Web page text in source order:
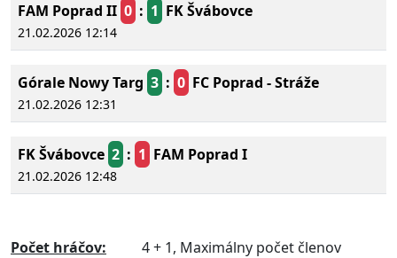
FAM Poprad II 0 : 1 FK Švábovce
21.02.2026 12:14
Górale Nowy Targ 3 : 0 FC Poprad - Stráže
21.02.2026 12:31
FK Švábovce 2 : 1 FAM Poprad I
21.02.2026 12:48
Počet hráčov: 4 + 1, Maximálny počet členov